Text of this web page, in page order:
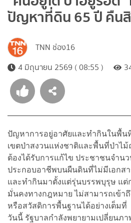
ปัญหาที่ดิน 65 ปี คืน
TNN ช่อง16
4 มิถุนายน 2569 ( 08:55 )
ปัญหาการอยู่อาศัยและทำกินในพื้น
เขตป่าสงวนแห่งชาติและพื้นที่ป่าไ
ต้องได้รับการแก้ไข ประชาชนจำน
ประกอบอาชีพบนผืนดินที่ไม่มีเอกส
และทำกินมาตั้งแต่รุ่นบรรพบุรุษ แต่
มั่นคงทางกฎหมาย ไม่สามารถเข้า
หรือสวัสดิการพื้นฐานได้อย่างเต็มที่
วันนี้ รัฐบาลกำลังพยายามเปลี่ยนภ